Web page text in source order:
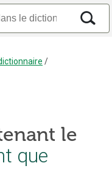
/
le
que